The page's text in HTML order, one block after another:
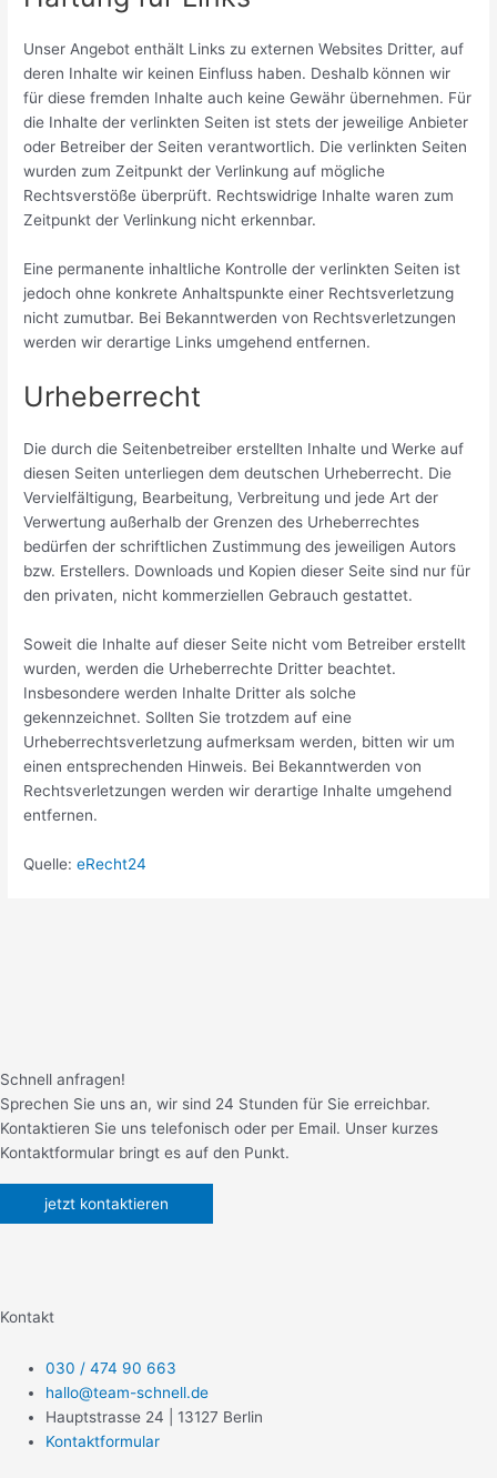
Unser Angebot enthält Links zu externen Websites Dritter, auf
deren Inhalte wir keinen Einfluss haben. Deshalb können wir
für diese fremden Inhalte auch keine Gewähr übernehmen. Für
die Inhalte der verlinkten Seiten ist stets der jeweilige Anbieter
oder Betreiber der Seiten verantwortlich. Die verlinkten Seiten
wurden zum Zeitpunkt der Verlinkung auf mögliche
Rechtsverstöße überprüft. Rechtswidrige Inhalte waren zum
Zeitpunkt der Verlinkung nicht erkennbar.
Eine permanente inhaltliche Kontrolle der verlinkten Seiten ist
jedoch ohne konkrete Anhaltspunkte einer Rechtsverletzung
nicht zumutbar. Bei Bekanntwerden von Rechtsverletzungen
werden wir derartige Links umgehend entfernen.
Urheberrecht
Die durch die Seitenbetreiber erstellten Inhalte und Werke auf
diesen Seiten unterliegen dem deutschen Urheberrecht. Die
Vervielfältigung, Bearbeitung, Verbreitung und jede Art der
Verwertung außerhalb der Grenzen des Urheberrechtes
bedürfen der schriftlichen Zustimmung des jeweiligen Autors
bzw. Erstellers. Downloads und Kopien dieser Seite sind nur für
den privaten, nicht kommerziellen Gebrauch gestattet.
Soweit die Inhalte auf dieser Seite nicht vom Betreiber erstellt
wurden, werden die Urheberrechte Dritter beachtet.
Insbesondere werden Inhalte Dritter als solche
gekennzeichnet. Sollten Sie trotzdem auf eine
Urheberrechtsverletzung aufmerksam werden, bitten wir um
einen entsprechenden Hinweis. Bei Bekanntwerden von
Rechtsverletzungen werden wir derartige Inhalte umgehend
entfernen.
Quelle:eRecht24
Schnell anfragen!
Sprechen Sie uns an, wir sind 24 Stunden für Sie erreichbar.
Kontaktieren Sie uns telefonisch oder per Email. Unser kurzes
Kontaktformular bringt es auf den Punkt.
jetzt kontaktieren
Kontakt
030 / 474 90 663
hallo@team-schnell.de
Hauptstrasse 24 | 13127 Berlin
Kontaktformular